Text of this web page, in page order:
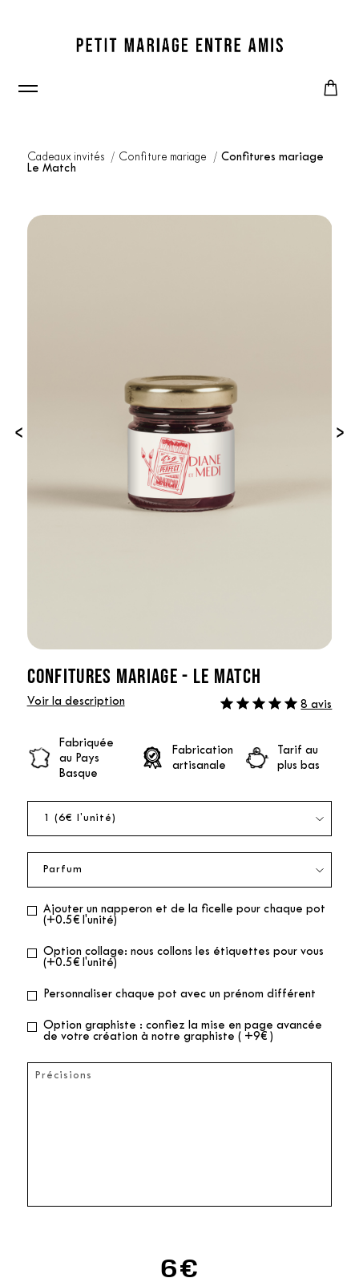
Cadeaux invités Confiture mariage
Confitures mariage
Le Match
‹ ›
CONFITURES MARIAGE - LE MATCH
Voir la description 8 avis
Fabriquée
au Pays
Basque
Fabrication
artisanale
Tarif au
plus bas
Ajouter un napperon et de la ficelle pour chaque pot
(+0.5€ l'unité)
Option collage: nous collons les étiquettes pour vous
(+0.5€ l'unité)
Personnaliser chaque pot avec un prénom différent
Option graphiste : confiez la mise en page avancée
de votre création à notre graphiste ( +9€ )
6€